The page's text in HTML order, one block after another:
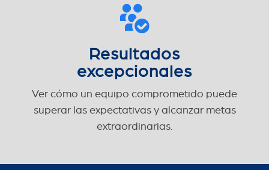
Resultados
excepcionales
Ver cómo un equipo comprometido puede
superar las expectativas y alcanzar metas
extraordinarias.